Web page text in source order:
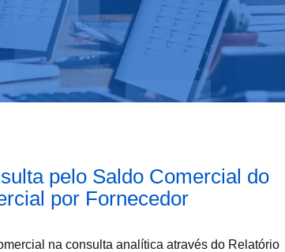
pelo Saldo Comercial do
por Fornecedor
na consulta analítica através do Relatório